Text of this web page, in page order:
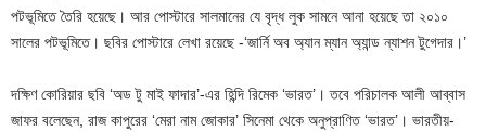
পটভূমিতে তৈরি হয়েছে। আর পোস্টারে সালমানের যে বৃদ্ধ লুক সামনে আনা হয়েছে তা ২০১০
সালের পটভূমিতে। ছবির পোস্টারে লেখা রয়েছে -‘জার্নি অব অ্যান ম্যান অ্যান্ড ন্যাশন টুগেদার।’
দক্ষিণ কোরিয়ার ছবি ‘অড টু মাই ফাদার’-এর হিন্দি রিমেক ‘ভারত’। তবে পরিচালক আলী আব্বাস
জাফর বলেছেন, রাজ কাপুরের ‘মেরা নাম জোকার’ সিনেমা থেকে অনুপ্রাণিত ‘ভারত’। ভারতীয়-